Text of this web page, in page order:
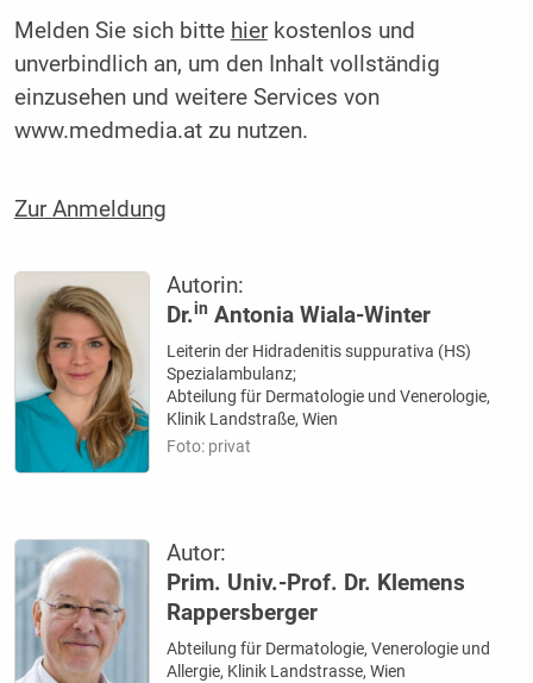
Melden Sie sich bitte hierkostenlos und
unverbindlich an, um den Inhalt vollständig
einzusehen und weitere Services von
www.medmedia.at zu nutzen.
Zur Anmeldung
Autorin:
Dr.in Antonia Wiala-Winter
Leiterin der Hidradenitis suppurativa (HS)
Spezialambulanz;
Abteilung für Dermatologie und Venerologie,
Klinik Landstraße, Wien
Foto: privat
Autor:
Prim. Univ.-Prof. Dr. Klemens
Rappersberger
Abteilung für Dermatologie, Venerologie und
Allergie, Klinik Landstrasse, Wien